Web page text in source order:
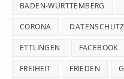
BADEN-WÜRTTEMBERG
CORONA DATENSCHUTZ
ETTLINGEN FACEBOOK
FREIHEIT FRIEDEN